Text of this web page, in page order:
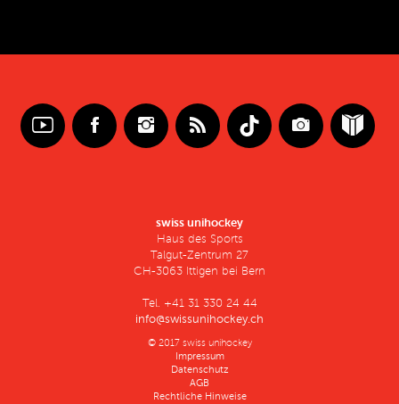
swiss unihockey
Haus des Sports
Talgut-Zentrum 27
CH-3063 Ittigen bei Bern
Tel. +41 31 330 24 44
info@swissunihockey.ch
© 2017 swiss unihockey
Impressum
Datenschutz
AGB
Rechtliche Hinweise